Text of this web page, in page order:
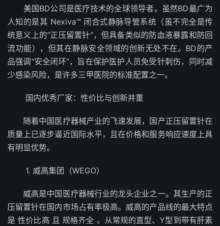
美国BD公司是医疗技术的全球领导者。虽然BD最广为
人知的是其 Nexiva™ 闭合式静脉导管系统（虽不完全是传
统意义上的“正压留置针”，但具备类似的防血液暴露和防回
流功能），但其在静脉安全领域的创新无处不在。BD的产
品强调“安全闭环”，旨在保护医护人员免受针刺伤，同时减
少感染风险，是许多三甲医院的标准配置之一。
国内优秀厂家：性价比与创新并重
随着中国医疗器械产业的飞速发展，国产正压留置针在
质量上已逐步逼近国际水平，且在价格和服务响应速度上具
有明显优势。
1. 威高集团（WEGO）
威高是中国医疗器械行业的龙头企业之一。其生产的正
压留置针在国内市场占有率极高。威高的产品线的最大特点
是 性价比高 且 规格齐全 。从常规的直型、Y型到带有肝素